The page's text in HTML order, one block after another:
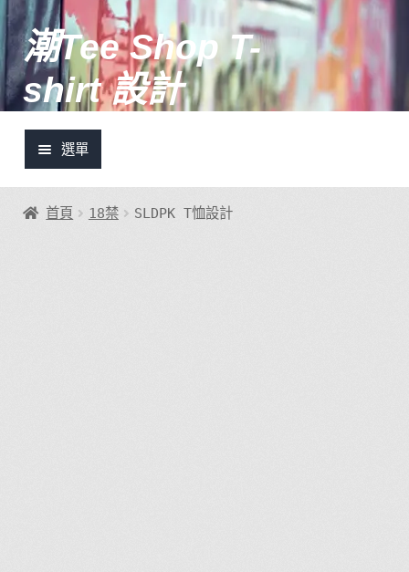
跳
至
導
覽
跳
至
主
要
容
潮Tee Shop T-
shirt 設計
選單
首頁 18禁 SLDPK T恤設計